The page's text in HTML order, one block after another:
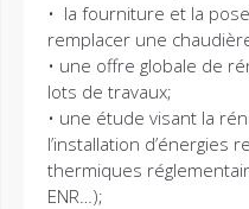
• la fourniture et la
remplacer une
• une offre globale de
lots de travaux;
• une étude visant la
l’installation d’énergies
thermiques
ENR…);